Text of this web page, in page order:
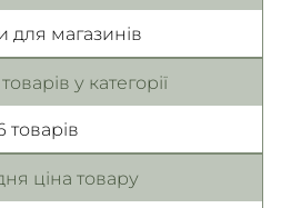
для магазинів
у категорії
товарiв
ціна товару